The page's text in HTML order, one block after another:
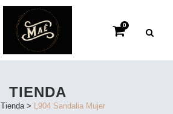
0
TIENDA
Tienda> L904 Sandalia Mujer